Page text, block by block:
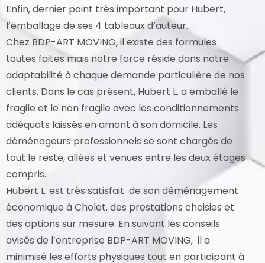
Enfin, dernier point très important pour Hubert,
l’emballage de ses 4 tableaux d’auteur.
Chez BDP-ART MOVING, il existe des formules
toutes faites mais notre force réside dans notre
adaptabilité à chaque demande particulière de nos
clients. Dans le cas présent, Hubert L. a emballé le
fragile et le non fragile avec les conditionnements
adéquats laissés en amont à son domicile. Les
déménageurs professionnels se sont chargés de
tout le reste, allées et venues entre les deux étages
compris.
Hubert L. est très satisfait de son déménagement
économique à Cholet, des prestations choisies et
des options sur mesure. En suivant les conseils
avisés de l’entreprise BDP-ART MOVING, il a
minimisé les efforts physiques tout en participant à